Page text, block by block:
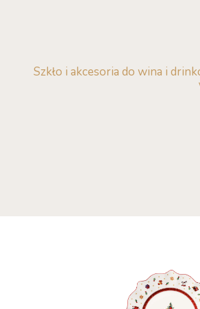
Szkło i akcesoria do wina i